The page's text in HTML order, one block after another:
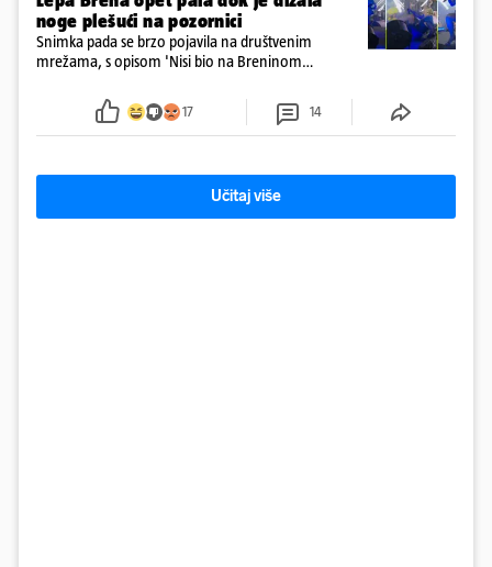
noge plešući na pozornici
Snimka pada se brzo pojavila na društvenim
mrežama, s opisom 'Nisi bio na Breninom
Srećom, pjevačica se nije ozlijedila nego je s
osmijehom nastavila pjevati
17 14
Učitaj više